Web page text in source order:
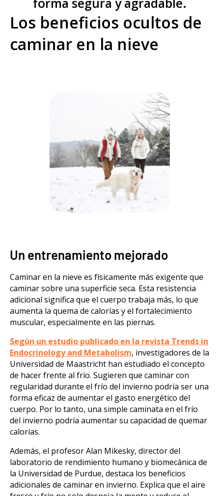
Los beneficios ocultos de
caminar en la nieve
Un entrenamiento mejorado
Caminar en la nieve es físicamente más exigente que
caminar sobre una superficie seca. Esta resistencia
adicional significa que el cuerpo trabaja más, lo que
aumenta la quema de calorías y el fortalecimiento
muscular, especialmente en las piernas.
Según un estudio publicado en la revista Trends in
Endocrinology and Metabolism, investigadores de la
Universidad de Maastricht han estudiado el concepto
de hacer frente al frío. Sugieren que caminar con
regularidad durante el frío del invierno podría ser una
forma eficaz de aumentar el gasto energético del
cuerpo. Por lo tanto, una simple caminata en el frío
del invierno podría aumentar su capacidad de quemar
calorías.
Además, el profesor Alan Mikesky, director del
laboratorio de rendimiento humano y biomecánica de
la Universidad de Purdue, destaca los beneficios
adicionales de caminar en invierno. Explica que el aire